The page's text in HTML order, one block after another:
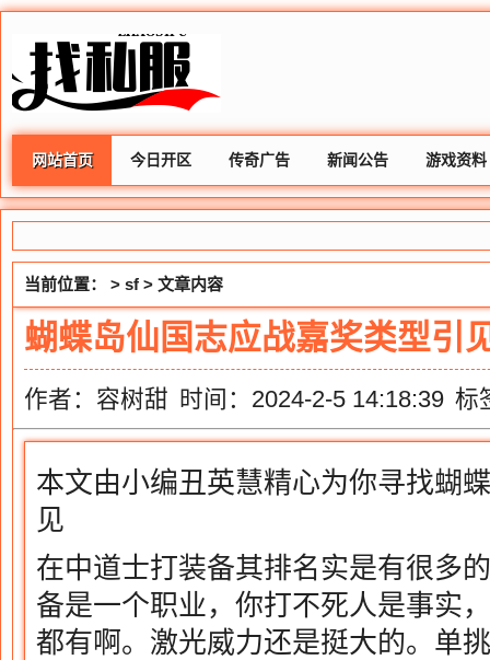
网站首页 今日开区 传奇广告 新闻公告 游戏资料
当前位置： > sf > 文章内容
蝴蝶岛仙国志应战嘉奖类型引
作者：容树甜 时间：2024-2-5 14:18:39 标
本文由小编丑英慧精心为你寻找蝴
见
在中道士打装备其排名实是有很多
备是一个职业，你打不死人是事实
都有啊。激光威力还是挺大的。单